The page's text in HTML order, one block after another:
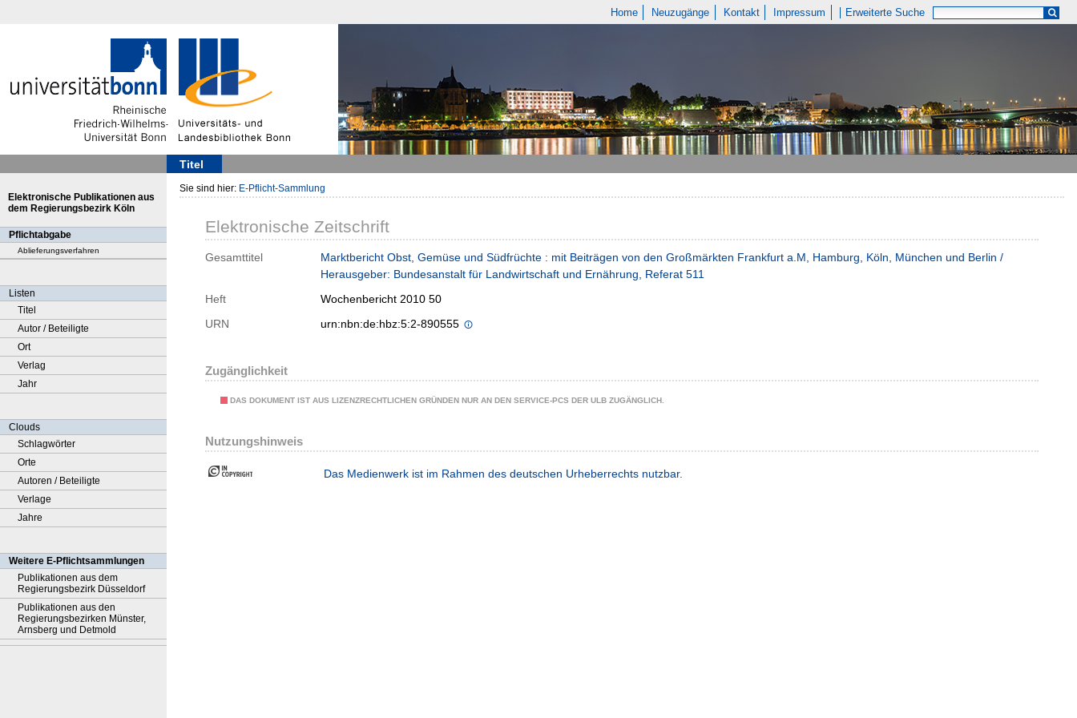
Home Neuzugänge Kontakt Impressum Erweiterte Suche
Titel
Elektronische Publikationen aus
dem Regierungsbezirk Köln
Pflichtabgabe
Ablieferungsverfahren
Listen
Titel
Autor / Beteiligte
Ort
Verlag
Jahr
Clouds
Schlagwörter
Orte
Autoren / Beteiligte
Verlage
Jahre
Weitere E-Pflichtsammlungen
Publikationen aus dem
Regierungsbezirk Düsseldorf
Publikationen aus den
Regierungsbezirken Münster,
Arnsberg und Detmold
Sie sind hier: E-Pflicht-Sammlung
Elektronische Zeitschrift
Gesamttitel
Marktbericht Obst, Gemüse und Südfrüchte : mit Beiträgen von den Großmärkten Frankfurt a.M, Hamburg, Köln, München und Berlin /
Herausgeber: Bundesanstalt für Landwirtschaft und Ernährung, Referat 511
Heft
Wochenbericht 2010 50
URN
urn:nbn:de:hbz:5:2-890555
Zugänglichkeit
DAS DOKUMENT IST AUS LIZENZRECHTLICHEN GRÜNDEN NUR AN DEN SERVICE-PCS DER ULB ZUGÄNGLICH.
Nutzungshinweis
Das Medienwerk ist im Rahmen des deutschen Urheberrechts nutzbar.